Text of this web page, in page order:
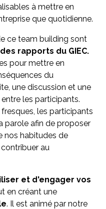
à mettre en
que quotidienne.
ce team building sont
rapports du GIEC.
pour mettre en
du
une discussion et une
les participants.
les participants
parole afin de proposer
nos habitudes de
au
et d'engager vos
en créant une
. Il est animé par notre